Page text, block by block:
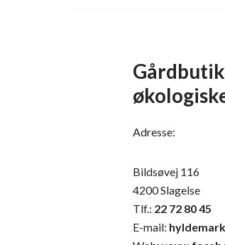
Adresse:
Bildsøvej 116
4200 Slagelse
Tlf.: 22 72 80 45
E-mail: